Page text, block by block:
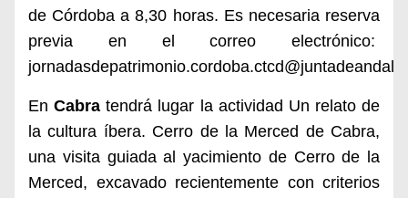
de Córdoba a 8,30 horas. Es necesaria reserva
previa en el correo electrónico:
EnCabra tendrá lugar la actividad Un relato de
la cultura íbera. Cerro de la Merced de Cabra,
una visita guiada al yacimiento de Cerro de la
Merced, excavado recientemente con criterios